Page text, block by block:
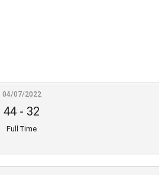
04/07/2022
44 - 32
Full Time